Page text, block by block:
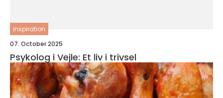
inspiration
07. October 2025
Psykolog i Vejle: Et liv i trivsel